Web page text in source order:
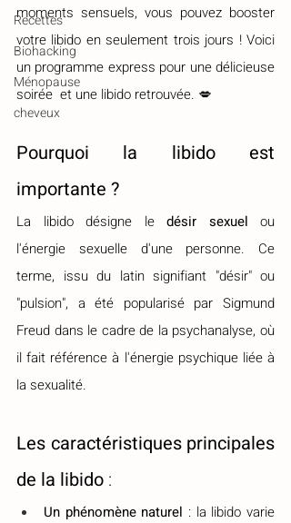
Recettes
Biohacking
Ménopause
cheveux
moments sensuels, vous pouvez booster
votre libido en seulement trois jours ! Voici
un programme express pour une délicieuse
soirée  et une libido retrouvée. 💋
Pourquoi la libido est
importante ?
La libido désigne le désir sexuel ou
l'énergie sexuelle d'une personne. Ce
terme, issu du latin signifiant "désir" ou
"pulsion", a été popularisé par Sigmund
Freud dans le cadre de la psychanalyse, où
il fait référence à l'énergie psychique liée à
la sexualité.
Les caractéristiques principales
de la libido :
Un phénomène naturel : la libido varie